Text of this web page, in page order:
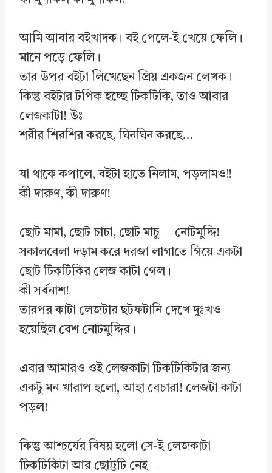
আমি আবার বইখাদক। বই পেলে-ই খেয়ে ফেলি।
মানে পড়ে ফেলি।
তার উপর বইটা লিখেছেন প্রিয় একজন লেখক।
কিন্তু বইটার টপিক হচ্ছে টিকটিকি, তাও আবার
লেজকাটা! উঃ
শরীর শিরশির করছে, ঘিনঘিন করছে…
যা থাকে কপালে, বইটা হাতে নিলাম, পড়লামও!!
কী দারুণ, কী দারুণ!
ছোট মামা, ছোট চাচা, ছোট মাচু— নোটমুদ্দি!
সকালবেলা দড়াম করে দরজা লাগাতে গিয়ে একটা
ছোট টিকটিকির লেজ কাটা গেল।
কী সর্বনাশ!
তারপর কাটা লেজটার ছটফটানি দেখে দুঃখও
হয়েছিল বেশ নোটমুদ্দির।
এবার আমারও ওই লেজকাটা টিকটিকিটার জন্য
একটু মন খারাপ হলো, আহা বেচারা! লেজটা কাটা
পড়ল!
কিন্তু আশ্চর্যের বিষয় হলো সে-ই লেজকাটা
টিকটিকিটা আর ছোট্টটি নেই—